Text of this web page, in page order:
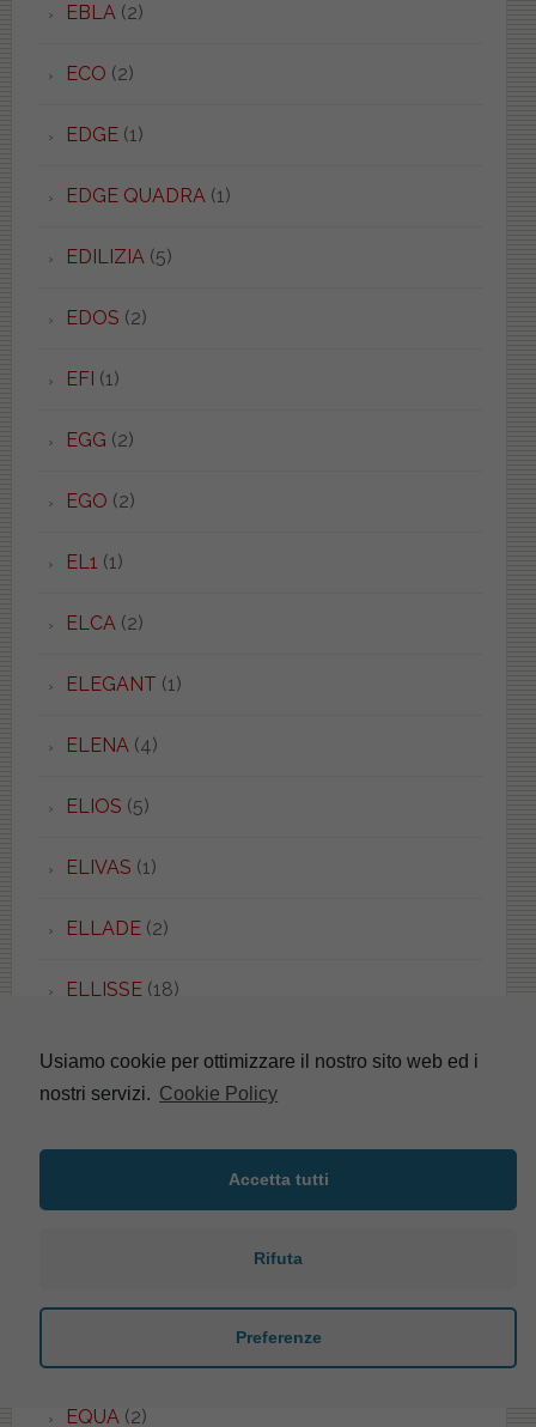
EBLA(2)
ECO (2)
EDGE(1)
EDGE QUADRA(1)
EDILIZIA(5)
EDOS (2)
EFI (1)
EGG (2)
EGO (2)
EL1 (1)
ELCA(2)
ELEGANT (1)
ELENA(4)
ELIOS (5)
ELIVAS (1)
ELLADE(2)
ELLISSE(18)
ELLISSE PIU'
EQUA(2)
Usiamo cookie per ottimizzare il nostro sito web ed i
nostri servizi. Cookie Policy
Accetta tutti
Rifuta
Preferenze